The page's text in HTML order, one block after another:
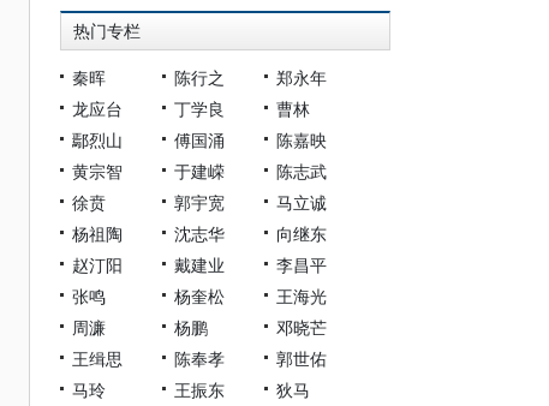
热门专栏
秦晖 陈行之
郑永年
龙应台
丁学良
曹林
鄢烈山
傅国涌
陈嘉映
黄宗智
于建嵘
陈志武
徐贲
郭宇宽
马立诚
杨祖陶
沈志华
向继东
赵汀阳
戴建业
李昌平
张鸣
杨奎松
王海光
周濂
杨鹏
邓晓芒
王缉思
陈奉孝
郭世佑
马玲
王振东
狄马